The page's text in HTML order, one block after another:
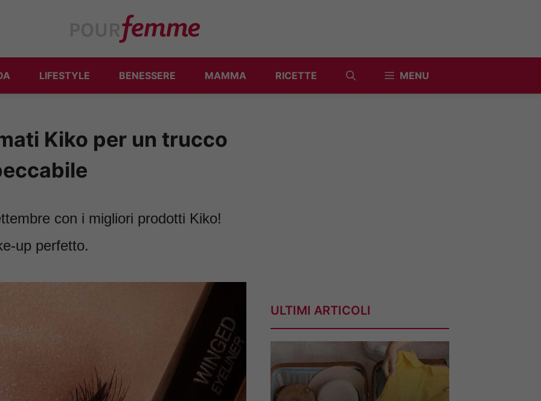
LIFESTYLE BENESSERE MAMMA RICETTE MENU
Kiko per un trucco
con i migliori prodotti Kiko!
up perfetto.
ULTIMI ARTICOLI